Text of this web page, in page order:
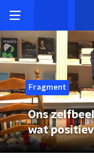
Fragment
Ons
wat